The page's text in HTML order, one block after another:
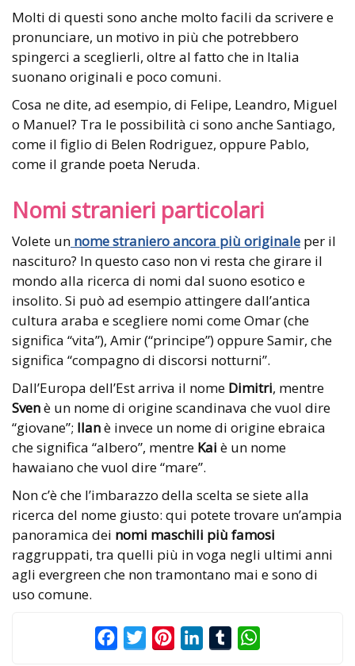
Molti di questi sono anche molto facili da scrivere e
pronunciare, un motivo in più che potrebbero
spingerci a sceglierli, oltre al fatto che in Italia
suonano originali e poco comuni.
Cosa ne dite, ad esempio, di Felipe, Leandro, Miguel
o Manuel? Tra le possibilità ci sono anche Santiago,
come il figlio di Belen Rodriguez, oppure Pablo,
come il grande poeta Neruda.
Nomi stranieri particolari
Volete un nome straniero ancora più originale per il
nascituro? In questo caso non vi resta che girare il
mondo alla ricerca di nomi dal suono esotico e
insolito. Si può ad esempio attingere dall’antica
cultura araba e scegliere nomi come Omar (che
significa “vita”), Amir (“principe”) oppure Samir, che
significa “compagno di discorsi notturni”.
Dall’Europa dell’Est arriva il nome Dimitri, mentre
Svenè un nome di origine scandinava che vuol dire
“giovane”; Ilanè invece un nome di origine ebraica
che significa “albero”, mentre Kai è un nome
hawaiano che vuol dire “mare”.
Non c’è che l’imbarazzo della scelta se siete alla
ricerca del nome giusto: qui potete trovare un’ampia
panoramica dei nomi maschili più famosi
raggruppati, tra quelli più in voga negli ultimi anni
agli evergreen che non tramontano mai e sono di
uso comune.
FacebookTwitterPinterestLinkedInTumblr